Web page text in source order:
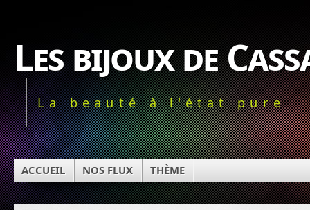
Les bijoux de
La beauté à l'état pure
ACCUEIL NOS FLUX THÈME